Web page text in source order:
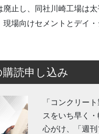
止し、同社川崎工場は
場向けセメントとデイ
読申し込み
「コンクリー
スをいち早く
心がけ、「週